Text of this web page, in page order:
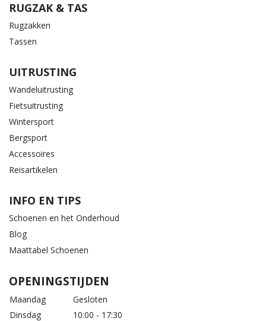
RUGZAK & TAS
Rugzakken
Tassen
UITRUSTING
Wandeluitrusting
Fietsuitrusting
Wintersport
Bergsport
Accessoires
Reisartikelen
INFO EN TIPS
Schoenen en het Onderhoud
Blog
Maattabel Schoenen
OPENINGSTIJDEN
Maandag
Gesloten
Dinsdag
10:00 - 17:30